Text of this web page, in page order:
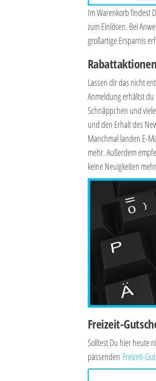
Im Warenkorb findest
zum Einlösen. Bei
großartige Ersparnis
Lassen dir das nicht
Anmeldung erhältst
Schnäppchen und
und den Erhalt des
Manchmal landen E-
mehr. Außerdem
keine Neuigkeiten
Freizeit-
Solltest Du hier heute
passenden Freizeit-